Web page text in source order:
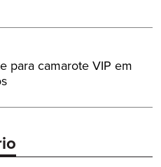
para camarote VIP em